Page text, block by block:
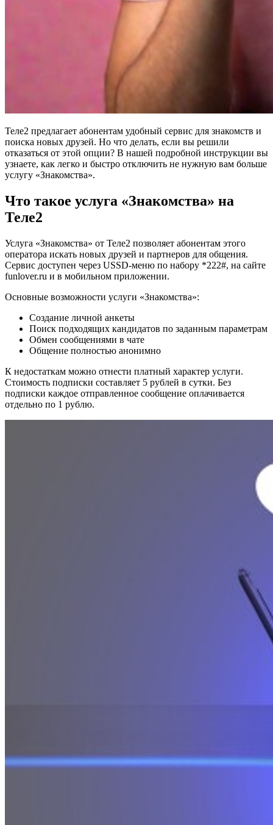
Теле2 предлагает абонентам удобный сервис для знакомств и
поиска новых друзей. Но что делать, если вы решили
отказаться от этой опции? В нашей подробной инструкции вы
узнаете, как легко и быстро отключить не нужную вам больше
услугу «Знакомства».
Что такое услуга «Знакомства» на
Теле2
Услуга «Знакомства» от Теле2 позволяет абонентам этого
оператора искать новых друзей и партнеров для общения.
Сервис доступен через USSD-меню по набору *222#, на сайте
funlover.ru и в мобильном приложении.
Основные возможности услуги «Знакомства»:
Создание личной анкеты
Поиск подходящих кандидатов по заданным параметрам
Обмен сообщениями в чате
Общение полностью анонимно
К недостаткам можно отнести платный характер услуги.
Стоимость подписки составляет 5 рублей в сутки. Без
подписки каждое отправленное сообщение оплачивается
отдельно по 1 рублю.